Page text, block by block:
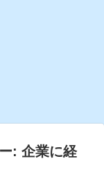
: 企業に経